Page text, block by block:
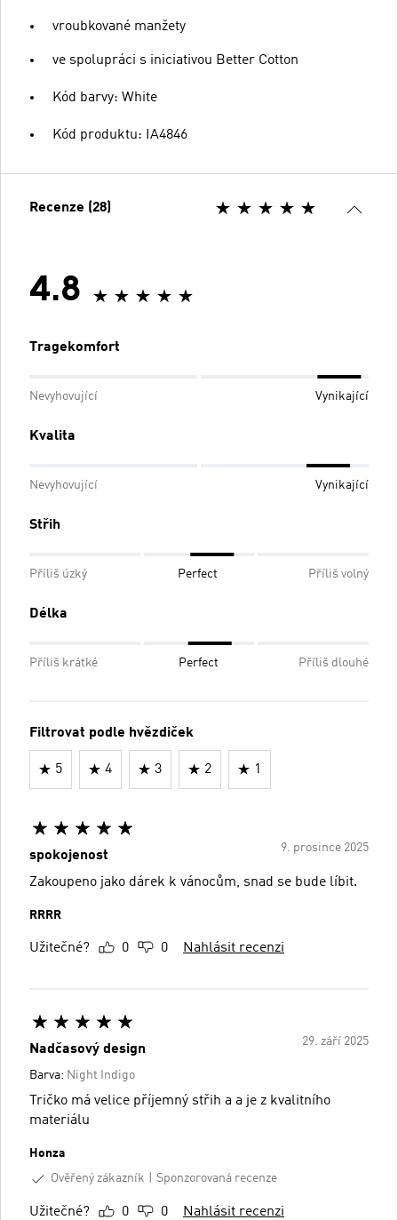
vroubkované manžety
ve spolupráci s iniciativou Better Cotton
Kód barvy: White
Kód produktu: IA4846
Recenze (28)
4.8
Tragekomfort
Nevyhovující Vynikající
Kvalita
Nevyhovující Vynikající
Střih
Příliš úzký Perfect Příliš volný
Délka
Příliš krátké Perfect Příliš dlouhé
Filtrovat podle hvězdiček
5 4 3 2 1
9. prosince 2025
spokojenost
Zakoupeno jako dárek k vánocům, snad se bude líbit.
RRRR
Užitečné? 0 0 Nahlásit recenzi
29. září 2025
Nadčasový design
Barva: Night Indigo
Tričko má velice příjemný střih a a je z kvalitního
materiálu
Honza
Ověřený zákazník
Sponzorovaná recenze
Užitečné? 0 0 Nahlásit recenzi